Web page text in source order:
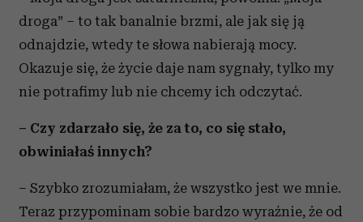
droga” – to tak banalnie brzmi, ale jak się ją
odnajdzie, wtedy te słowa nabierają mocy.
Okazuje się, że życie daje nam sygnały, tylko my
nie potrafimy lub nie chcemy ich odczytać.
– Czy zdarzało się, że za to, co się stało,
obwiniałaś innych?
– Szybko zrozumiałam, że wszystko jest we mnie.
Teraz przypominam sobie bardzo wyraźnie, że od